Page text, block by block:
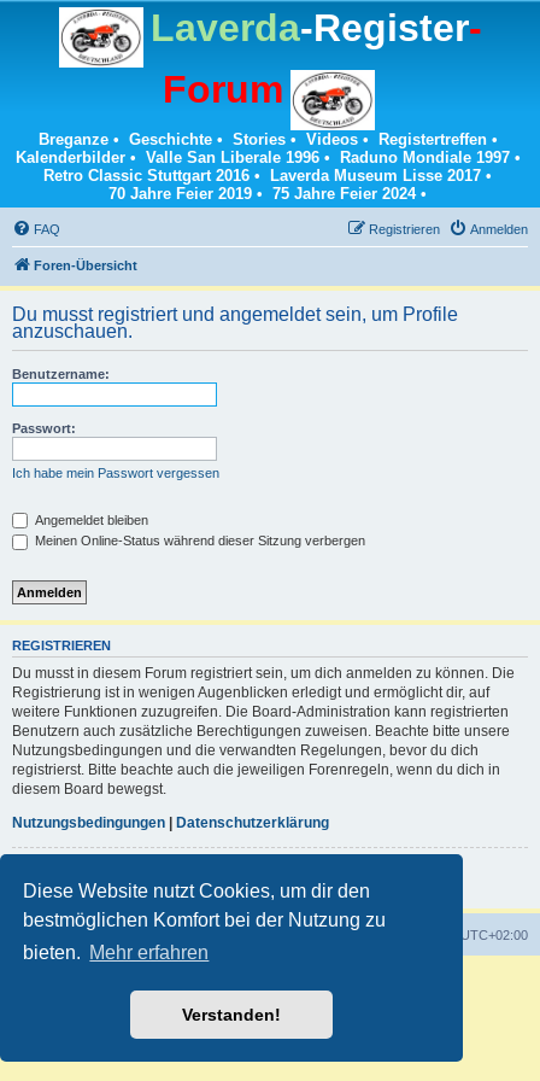
Diese Website nutzt Cookies, um dir den
bestmöglichen Komfort bei der Nutzung zu
bieten. Mehr erfahren
Verstanden!
Laverda-Register-
Forum
Breganze• Geschichte• Stories• Videos• Registertreffen•
Kalenderbilder• Valle San Liberale 1996• Raduno Mondiale 1997•
Retro Classic Stuttgart 2016 • Laverda Museum Lisse 2017 •
70 Jahre Feier 2019 • 75 Jahre Feier 2024•
FAQ Anmelden
Registrieren
Foren-Übersicht
Du musst registriert und angemeldet sein, um Profile
anzuschauen.
Benutzername:
Passwort:
Ich habe mein Passwort vergessen
Angemeldet bleiben
Meinen Online-Status während dieser Sitzung verbergen
REGISTRIEREN
Du musst in diesem Forum registriert sein, um dich anmelden zu können. Die
Registrierung ist in wenigen Augenblicken erledigt und ermöglicht dir, auf
weitere Funktionen zuzugreifen. Die Board-Administration kann registrierten
Benutzern auch zusätzliche Berechtigungen zuweisen. Beachte bitte unsere
Nutzungsbedingungen und die verwandten Regelungen, bevor du dich
registrierst. Bitte beachte auch die jeweiligen Forenregeln, wenn du dich in
diesem Board bewegst.
Nutzungsbedingungen
Datenschutzerklärung
UTC+02:00
Customized by